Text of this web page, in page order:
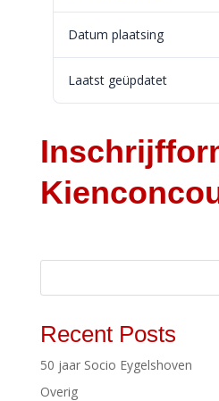
Datum plaatsing
Laatst geüpdatet
Recent Posts
50 jaar Socio Eygelshoven
Overig